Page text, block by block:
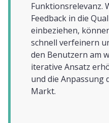
Funktionsrelevanz.
Feedback in die
einbeziehen,
schnell verfeinern
den Benutzern am
iterative Ansatz
und die Anpassung
Markt.